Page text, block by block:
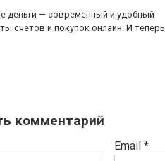
деньги — современный и удобный
счетов и покупок онлайн. И теперь
комментарий
Email *